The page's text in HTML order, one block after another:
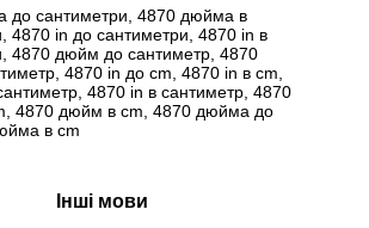
до сантиметри, 4870 дюйма в
4870 in до сантиметри, 4870 in в
4870 дюйм до сантиметр, 4870
4870 in до cm, 4870 in в cm,
4870 in в сантиметр, 4870
4870 дюйм в cm, 4870 дюйма до
в cm
Інші мови